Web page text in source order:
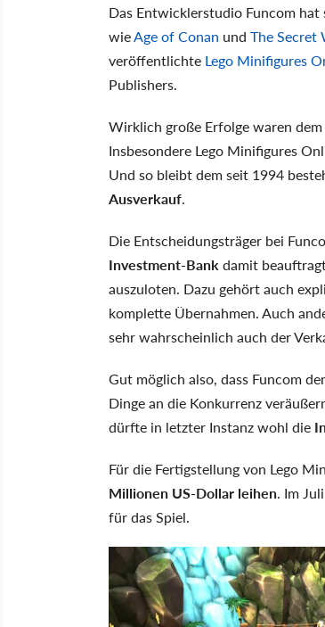
Das Entwicklerstudio Funcom
wieAge of Conan und The Secret
veröffentlichte Lego Minifigures
Publishers.
Wirklich große Erfolge waren
Insbesondere Lego Minifigures
Und so bleibt dem seit 1994
Ausverkauf.
Die Entscheidungsträger bei
Investment-Bankdamit
auszuloten. Dazu gehört auch
komplette Übernahmen. Auch
sehr wahrscheinlich auch der
Gut möglich also, dass Funcom
Dinge an die Konkurrenz
dürfte in letzter Instanz wohl die
Für die Fertigstellung von Lego
Millionen US-Dollar leihen. Im
für das Spiel.